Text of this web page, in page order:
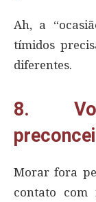
Ah, a
tímidos
diferentes.
8.
Morar fora
contato com